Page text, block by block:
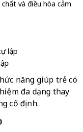
và điều hòa cảm
lập
năng giúp trẻ có
đa dạng thay
cố định.